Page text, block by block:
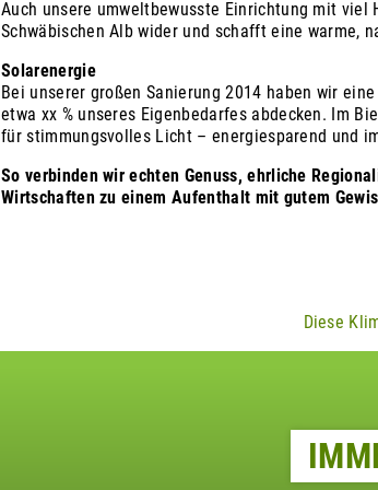
Auch unsere umweltbewusste Einrichtung mit
Schwäbischen Alb wider und schafft eine warme,
Solarenergie
Bei unserer großen Sanierung 2014 haben wir
etwa xx % unseres Eigenbedarfes abdecken. Im
für stimmungsvolles Licht – energiesparend und
So verbinden wir echten Genuss, ehrliche
Wirtschaften zu einem Aufenthalt mit gutem
Diese